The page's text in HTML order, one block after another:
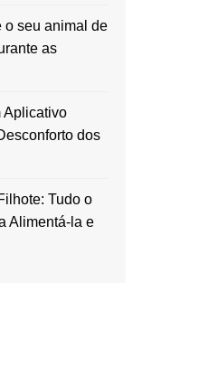
o seu animal de
as
Aplicativo
dos
Tudo o
Alimentá-la e